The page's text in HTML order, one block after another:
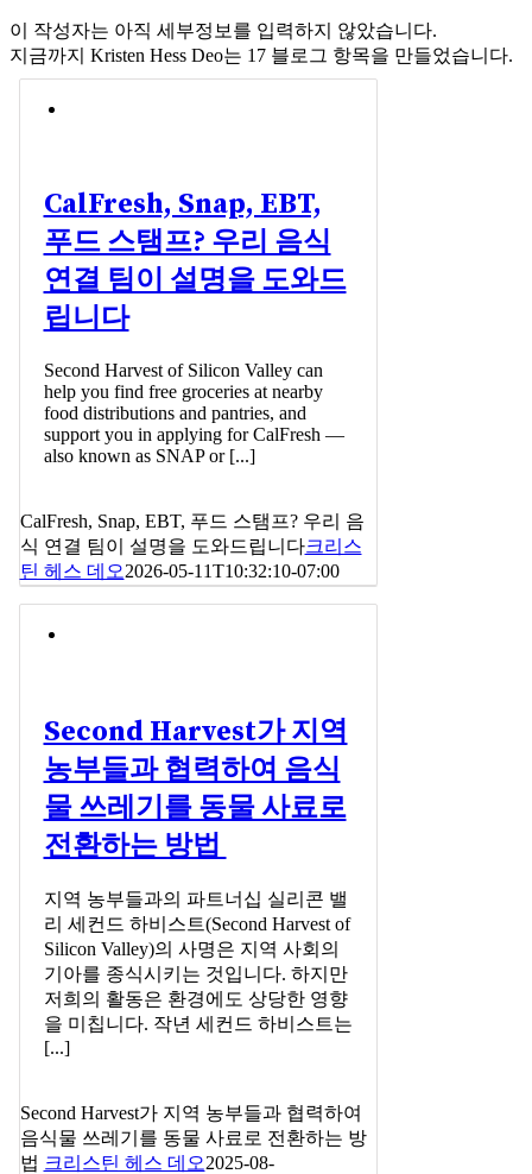
이 작성자는 아직 세부정보를 입력하지 않았습니다.
지금까지 Kristen Hess Deo는 17 블로그 항목을 만들었습니다.
CalFresh, Snap, EBT,
푸드 스탬프? 우리 음식
연결 팀이 설명을 도와드
립니다
Second Harvest of Silicon Valley can
help you find free groceries at nearby
food distributions and pantries, and
support you in applying for CalFresh —
also known as SNAP or [...]
CalFresh, Snap, EBT, 푸드 스탬프? 우리 음
식 연결 팀이 설명을 도와드립니다크리스
틴 헤스 데오2026-05-11T10:32:10-07:00
Second Harvest가 지역
농부들과 협력하여 음식
물 쓰레기를 동물 사료로
전환하는 방법
지역 농부들과의 파트너십 실리콘 밸
리 세컨드 하비스트(Second Harvest of
Silicon Valley)의 사명은 지역 사회의
기아를 종식시키는 것입니다. 하지만
저희의 활동은 환경에도 상당한 영향
을 미칩니다. 작년 세컨드 하비스트는
[...]
Second Harvest가 지역 농부들과 협력하여
음식물 쓰레기를 동물 사료로 전환하는 방
법 크리스틴 헤스 데오2025-08-